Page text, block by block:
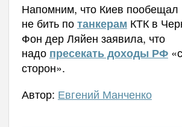
Напомним, что Киев пообещал
не бить потанкерам КТК в
Фон дер Ляйен заявила, что
надо пресекать доходы РФ
сторон».
Автор: Евгений Манченко